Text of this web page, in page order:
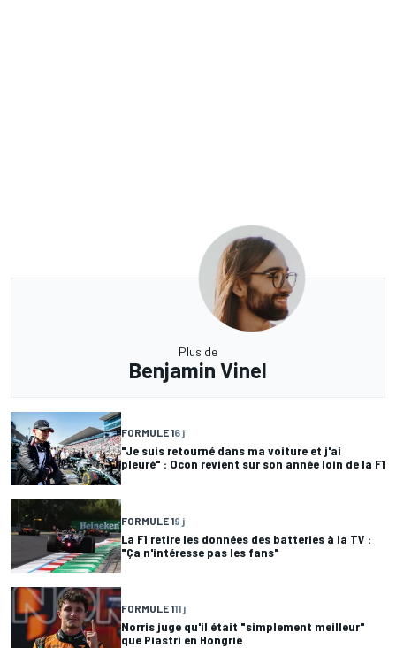
Plus de
Benjamin Vinel
FORMULE 16 j
"Je suis retourné dans ma voiture et j'ai
pleuré" : Ocon revient sur son année loin de la F1
FORMULE 19 j
La F1 retire les données des batteries à la TV :
"Ça n'intéresse pas les fans"
FORMULE 111 j
Norris juge qu'il était "simplement meilleur"
que Piastri en Hongrie